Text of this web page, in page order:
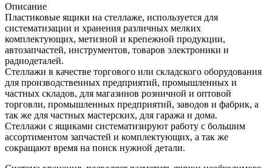
Описание
Пластиковые ящики на стеллаже, используется для
систематизации и хранения различных мелких
комплектующих, метизной и крепежной продукции,
автозапчастей, инструментов, товаров электроники и
радиодеталей.
Стеллажи в качестве торгового или складского оборудования
для производственных предприятий, промышленных и
частных складов, для магазинов розничной и оптовой
торговли, промышленных предприятий, заводов и фабрик, а
так же для частных мастерских, для гаража и дома.
Стеллажи с ящиками систематизируют работу с большим
ассортиментом запчастей и комплектующих, а так же
сокращают время на поиск нужной детали.